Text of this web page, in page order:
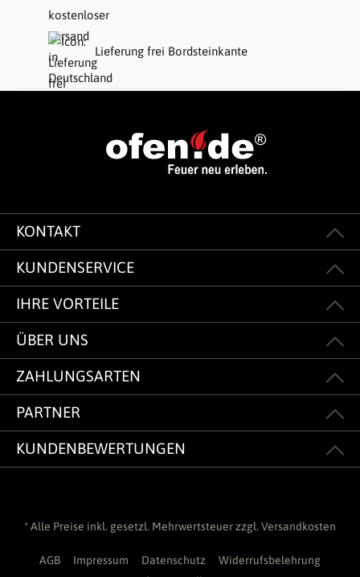
Lieferung frei Bordsteinkante
KONTAKT
KUNDENSERVICE
IHRE VORTEILE
ÜBER UNS
ZAHLUNGSARTEN
PARTNER
KUNDENBEWERTUNGEN
* Alle Preise inkl. gesetzl. Mehrwertsteuer zzgl. Versandkosten
AGB Impressum Datenschutz
Widerrufsbelehrung